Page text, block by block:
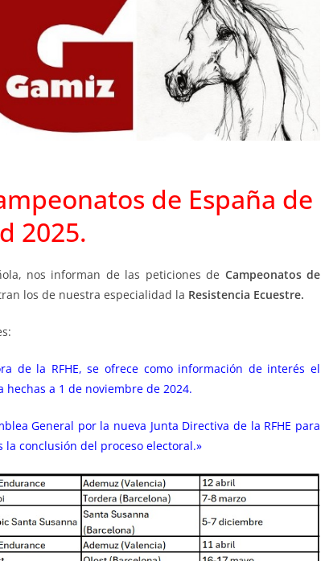
de España de
2025.
nos informan de las peticiones de Campeonatos de
los de nuestra especialidad la Resistencia Ecuestre.
de la RFHE, se ofrece como información de interés el
a 1 de noviembre de 2024.
General por la nueva Junta Directiva de la RFHE para
la conclusión del proceso electoral.»